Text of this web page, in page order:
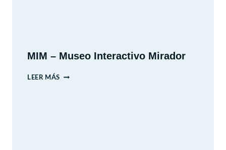
MIM – Museo Interactivo Mirador
LEER MÁS MIM